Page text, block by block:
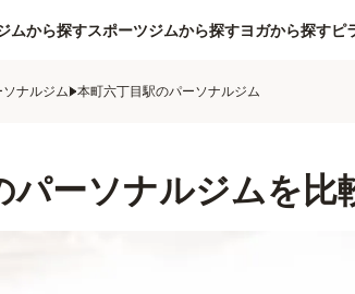
ムから探すスポーツジムから探すヨガから探すピ
ナルジム 本町六丁目駅のパーソナルジム
パーソナルジムを比